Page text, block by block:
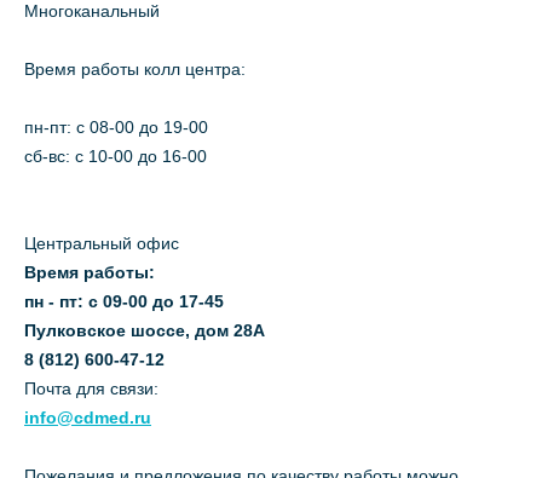
Многоканальный
Время работы колл центра:
пн-пт: c 08-00 до 19-00
сб-вс: с 10-00 до 16-00
Центральный офис
Время работы:
пн - пт: с 09-00 до 17-45
Пулковское шоссе, дом 28А
8 (812) 600-47-12
Почта для связи:
info@cdmed.ru